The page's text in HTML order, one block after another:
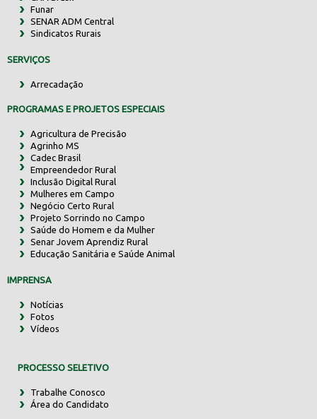
Funar
SENAR ADM Central
Sindicatos Rurais
SERVIÇOS
Arrecadação
PROGRAMAS E PROJETOS ESPECIAIS
Agricultura de Precisão
Agrinho MS
Cadec Brasil
Empreendedor Rural
Inclusão Digital Rural
Mulheres em Campo
Negócio Certo Rural
Projeto Sorrindo no Campo
Saúde do Homem e da Mulher
Senar Jovem Aprendiz Rural
Educação Sanitária e Saúde Animal
IMPRENSA
Notícias
Fotos
Vídeos
PROCESSO SELETIVO
Trabalhe Conosco
Área do Candidato